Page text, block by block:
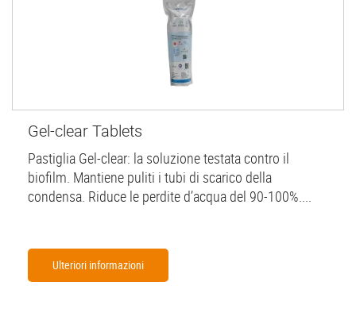
Gel-clear Tablets
Pastiglia Gel-clear: la soluzione testata contro il
biofilm. Mantiene puliti i tubi di scarico della
condensa. Riduce le perdite d’acqua del 90-100%....
Ulteriori informazioni